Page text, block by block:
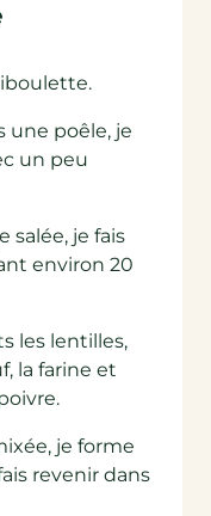
une poêle, je
un peu
salée, je fais
environ 20
les lentilles,
la farine et
je forme
revenir dans